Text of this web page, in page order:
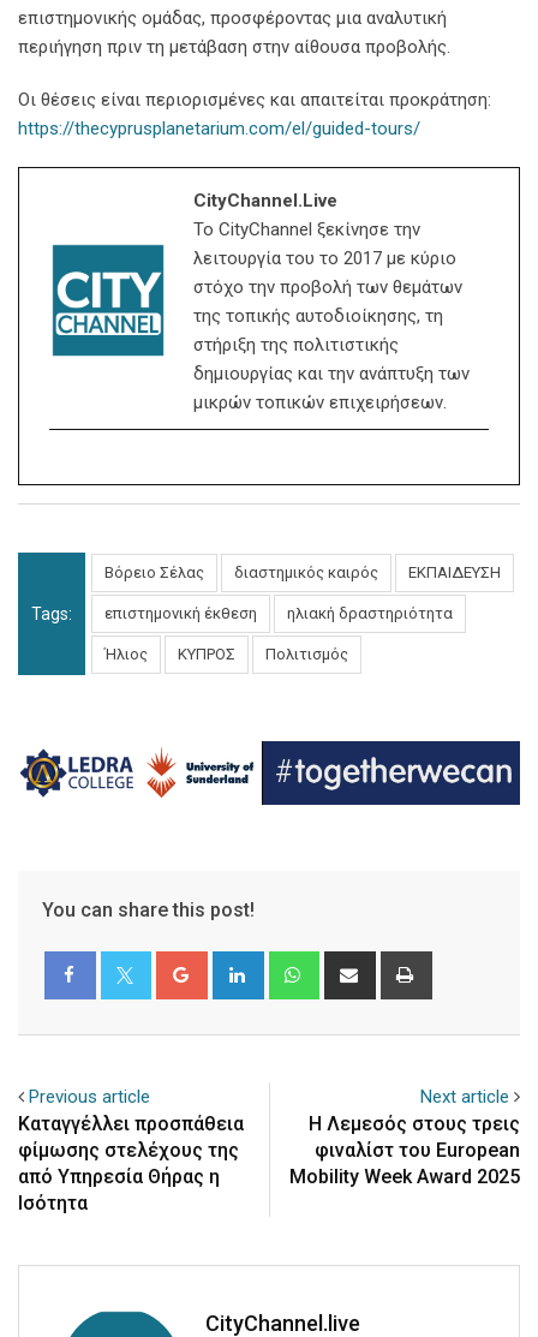
επιστημονικής ομάδας, προσφέροντας μια αναλυτική
περιήγηση πριν τη μετάβαση στην αίθουσα προβολής.
Οι θέσεις είναι περιορισμένες και απαιτείται προκράτηση:
https://thecyprusplanetarium.com/el/guided-tours/
CityChannel.live
Το CityChannel ξεκίνησε την
λειτουργία του το 2017 με κύριο
στόχο την προβολή των θεμάτων
της τοπικής αυτοδιοίκησης, τη
στήριξη της πολιτιστικής
δημιουργίας και την ανάπτυξη των
μικρών τοπικών επιχειρήσεων.
Tags:
Βόρειο Σέλας διαστημικός καιρός ΕΚΠΑΙΔΕΥΣΗ
επιστημονική έκθεση ηλιακή δραστηριότητα
Ήλιος ΚΥΠΡΟΣ Πολιτισμός
You can share this post!
Google+ LinkedIn WhatsappShare
Previous article
Καταγγέλλει προσπάθεια
φίμωσης στελέχους της
από Υπηρεσία Θήρας η
Ισότητα
Next article
Η Λεμεσός στους τρεις
φιναλίστ του European
Mobility Week Award 2025
CityChannel.live